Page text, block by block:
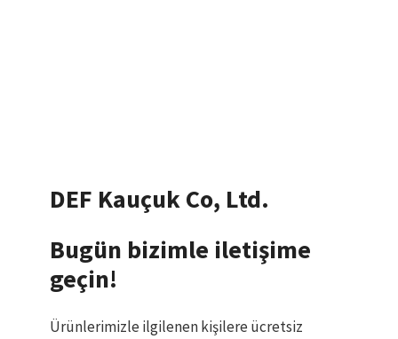
DEF Kauçuk Co, Ltd.
Bugün bizimle iletişime
geçin!
Ürünlerimizle ilgilenen kişilere ücretsiz